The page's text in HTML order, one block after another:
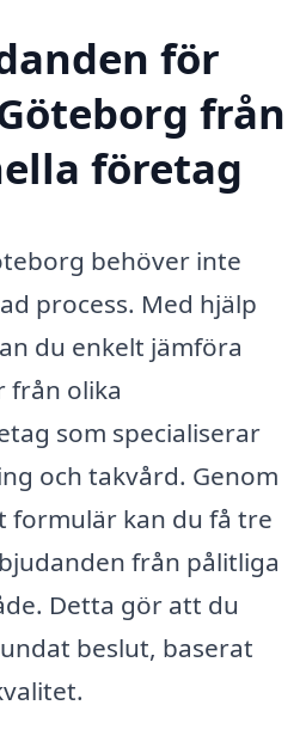
för
från
företag
behöver inte
process. Med hjälp
du enkelt jämföra
från olika
som specialiserar
och takvård. Genom
formulär kan du få tre
från pålitliga
Detta gör att du
beslut, baserat